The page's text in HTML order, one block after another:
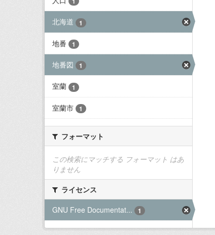
北海道 1
地番 1
地番図 1
室蘭 1
室蘭市 1
フォーマット
この検索にマッチする フォーマット はあ
りません
ライセンス
GNU Free Documentat...
1